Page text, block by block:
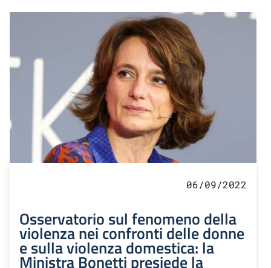
06/09/2022
Osservatorio sul fenomeno della
violenza nei confronti delle donne
e sulla violenza domestica: la
Ministra Bonetti presiede la